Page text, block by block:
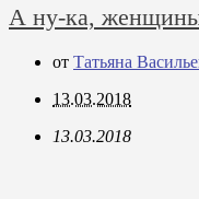
А ну-ка,
от Татьяна
13.03.2018
13.03.2018